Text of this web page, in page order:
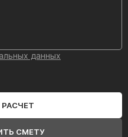
данных
РАСЧЕТ
СМЕТУ